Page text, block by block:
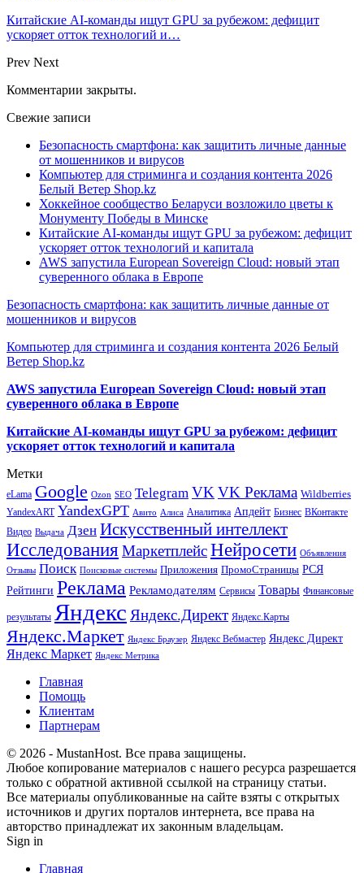
Китайские AI-команды ищут GPU за рубежом: дефицит
ускоряет отток технологий и…
Prev Next
Комментарии закрыты.
Свежие записи
Безопасность смартфона: как защитить личные данные
от мошенников и вирусов
Компьютер для стриминга и создания контента 2026
Белый Ветер Shop.kz
Хоккейное сообщество Беларуси возложило цветы к
Монументу Победы в Минске
Китайские AI-команды ищут GPU за рубежом: дефицит
ускоряет отток технологий и капитала
AWS запустила European Sovereign Cloud: новый этап
суверенного облака в Европе
Безопасность смартфона: как защитить личные данные от
мошенников и вирусов
Компьютер для стриминга и создания контента 2026 Белый
Ветер Shop.kz
AWS запустила European Sovereign Cloud: новый этап
суверенного облака в Европе
Китайские AI-команды ищут GPU за рубежом: дефицит
ускоряет отток технологий и капитала
Метки
eLama Google Ozon SEO Telegram VK VK Реклама Wildberries
YandexART YandexGPT Авито Алиса Аналитика Апдейт Бизнес ВКонтакте
Видео Выдача Дзен Искусственный интеллект
Исследования МаркетплейсНейросети Объявления
Отзывы Поиск Поисковые системы Приложения ПромоСтраницы РСЯ
Рейтинги Реклама Рекламодателям Сервисы Товары Финансовые
результаты Яндекс Яндекс.Директ Яндекс.Карты
Яндекс.Маркет Яндекс Браузер Яндекс Вебмастер Яндекс Директ
Яндекс Маркет Яндекс Метрика
Главная
Помощь
Клиентам
Партнерам
© 2026 - MustanHost. Все права защищены.
Любое копирование материалов с нашего ресурса разрешается
только с обратной активной ссылкой на страницу статьи.
Все материалы опубликованные на сайте взяты с открытых
источников и других порталов интернета, все права на
авторство принадлежат их законным владельцам.
Sign in
Главная